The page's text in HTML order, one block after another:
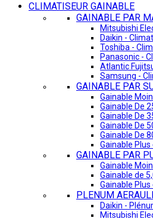
CLIMATISEUR GAINABLE
GAINABLE PAR
Mitsubishi
Daikin -
Toshiba -
Panasonic -
Atlantic
Samsung -
GAINABLE PAR
Gainable
Gainable De
Gainable De
Gainable De
Gainable De
Gainable Plus
GAINABLE PAR
Gainable
Gainable de
Gainable Plus
PLENUM
Daikin -
Mitsubishi